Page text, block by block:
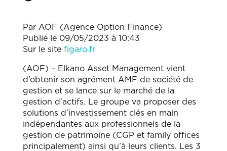
Par AOF (Agence Option Finance)
Publié le 09/05/2023 à 10:43
Sur le site figaro.fr
(AOF) – Elkano Asset Management vient
d’obtenir son agrément AMF de société de
gestion et se lance sur le marché de la
gestion d’actifs. Le groupe va proposer des
solutions d’investissement clés en main
indépendantes aux professionnels de la
gestion de patrimoine (CGP et family offices
principalement) ainsi qu’à leurs clients. Les 3